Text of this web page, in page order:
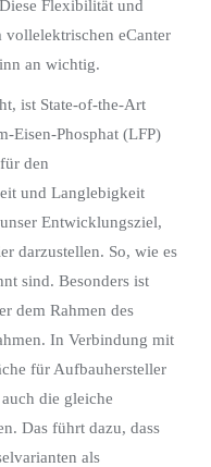
Flexibilität und
eCanter
an wichtig.
ist State-of-the-Art
Eisen-Phosphat (LFP)
den
und Langlebigkeit
Entwicklungsziel,
darzustellen. So, wie es
sind. Besonders ist
dem Rahmen des
In Verbindung mit
für Aufbauhersteller
die gleiche
Das führt dazu, dass
als